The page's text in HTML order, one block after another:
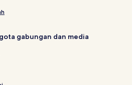
gabungan dan media